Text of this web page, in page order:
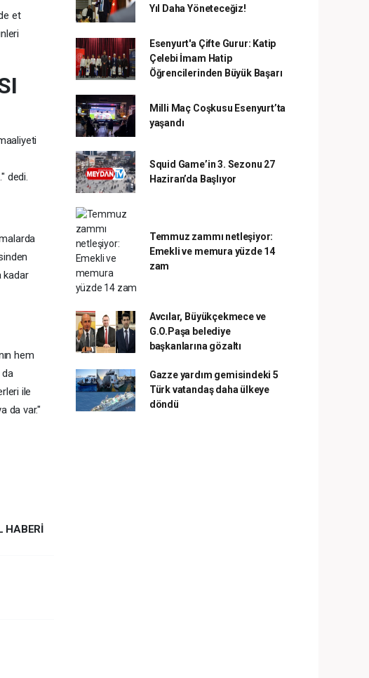
et
dedi.
kadar
hem
ile
da var."
HABERİ
Yıl Daha Yöneteceğiz!
Esenyurt'a Çifte Gurur: Katip
Çelebi İmam Hatip
Öğrencilerinden Büyük Başarı
Milli Maç Coşkusu Esenyurt’ta
yaşandı
Squid Game’in 3. Sezonu 27
Haziran’da Başlıyor
Temmuz zammı netleşiyor:
Emekli ve memura yüzde 14
zam
Avcılar, Büyükçekmece ve
G.O.Paşa belediye
başkanlarına gözaltı
Gazze yardım gemisindeki 5
Türk vatandaş daha ülkeye
döndü